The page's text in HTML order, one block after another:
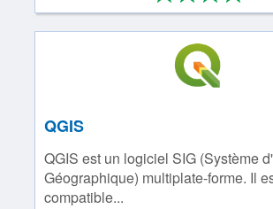
QGIS
QGIS est un logiciel SIG (Système
Géographique) multiplate-forme. Il
compatible...